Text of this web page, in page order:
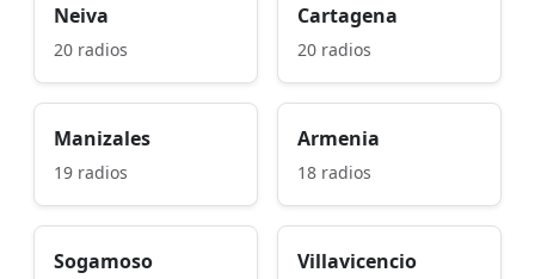
Neiva
20 radios
Cartagena
20 radios
Manizales
19 radios
Armenia
18 radios
Sogamoso Villavicencio